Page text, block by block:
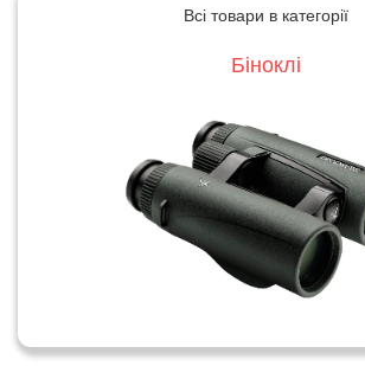
Всі товари в категорії
Біноклі